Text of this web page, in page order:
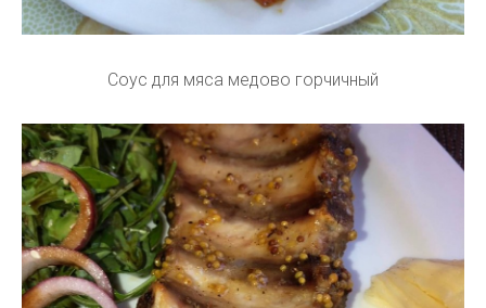
Соус для мяса медово горчичный